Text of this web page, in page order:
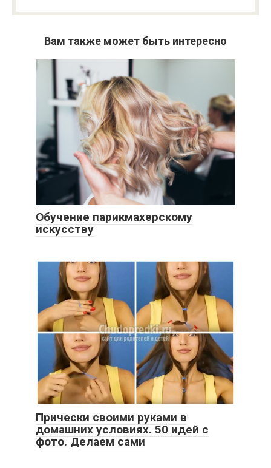
Вам также может быть интересно
Обучение парикмахерскому
искусству
Прически своими руками в
домашних условиях. 50 идей с
фото. Делаем сами